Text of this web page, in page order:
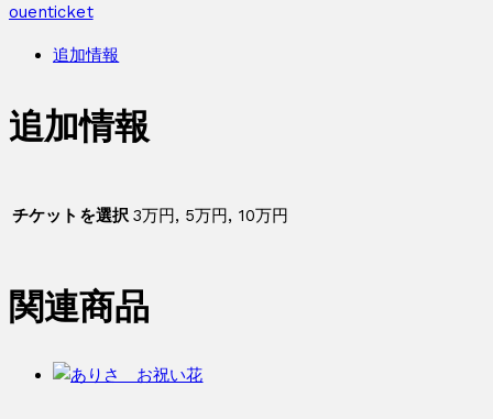
ouenticket
追加情報
追加情報
チケットを選択 3万円, 5万円, 10万円
関連商品